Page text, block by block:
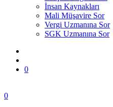
İnsan Kaynakları
Mali Müşavire Sor
Vergi Uzmanına Sor
SGK Uzmanına Sor
0
0